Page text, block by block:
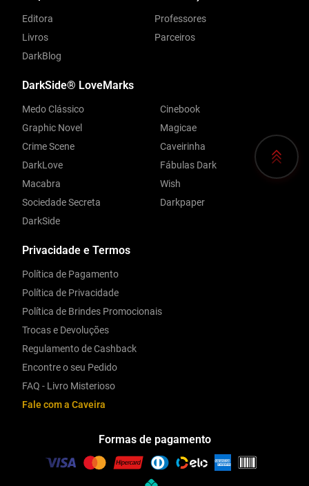
Privacidade e Termos
Política de Pagamento
Política de Privacidade
Política de Brindes Promocionais
Trocas e Devoluções
Regulamento de Cashback
Encontre o seu Pedido
FAQ - Livro Misterioso
Fale com a Caveira
Editora
Livros
DarkBlog
Professores
Parceiros
DarkSide® LoveMarks
Medo Clássico
Graphic Novel
Crime Scene
DarkLove
Macabra
Sociedade Secreta
DarkSide
Cinebook
Magicae
Caveirinha
Fábulas Dark
Wish
Darkpaper
Formas de pagamento